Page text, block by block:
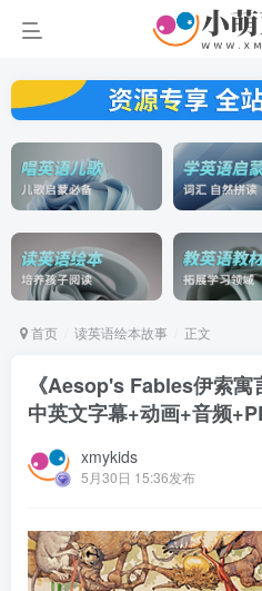
首页 读英语绘本故事 正文
《Aesop's Fables伊索
中英文字幕+动画+音频
xmykids
5月30日 15:36发布